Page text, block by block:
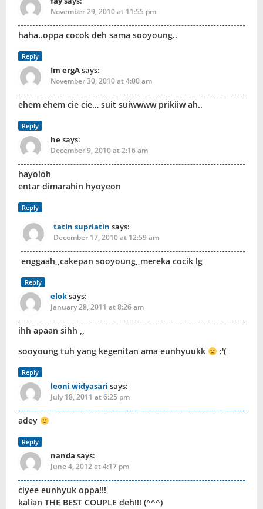
November 29, 2010 at 11:55 pm
haha..oppa cocok deh sama sooyoung..
Reply
Im ergAsays:
November 30, 2010 at 4:00 am
ehem ehem cie cie… suit suiwwww prikiiw ah..
Reply
hesays:
December 9, 2010 at 2:16 am
hayoloh
entar dimarahin hyoyeon
Reply
tatin supriatin says:
December 17, 2010 at 12:59 am
enggaah,,cakepan sooyoung,,mereka cocik lg
Reply
eloksays:
January 28, 2011 at 8:26 am
ihh apaan sihh ,,
sooyoung tuh yang kegenitan ama eunhyuukk
:'(
Reply
leoni widyasari says:
July 18, 2011 at 6:25 pm
adey
Reply
nanda says:
June 4, 2012 at 4:17 pm
ciyee eunhyuk oppa!!!
kalian THE BEST COUPLE deh!!! (^^^)